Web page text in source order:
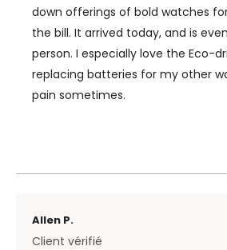
down offerings of bold watches
the bill. It arrived today, and is
person. I especially love the Eco-
replacing batteries for my other
pain sometimes.
Allen P.
Client vérifié